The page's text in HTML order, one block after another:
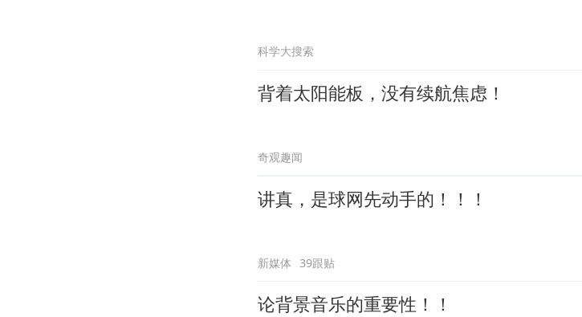
科学大搜索
背着太阳能板，没有续航焦虑！
奇观趣闻
讲真，是球网先动手的！！！
新媒体 39跟贴
论背景音乐的重要性！！